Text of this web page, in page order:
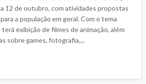
a 12 de outubro, com atividades propostas
a população em geral. Com o tema
exibição de filmes de animação, além
sobre games, fotografia,...